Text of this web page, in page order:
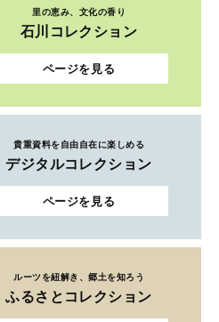
里の恵み、文化の香り
石川コレクション
ページを見る
貴重資料を自由自在に楽しめる
デジタルコレクション
ページを見る
ルーツを紐解き、郷土を知ろう
ふるさとコレクション